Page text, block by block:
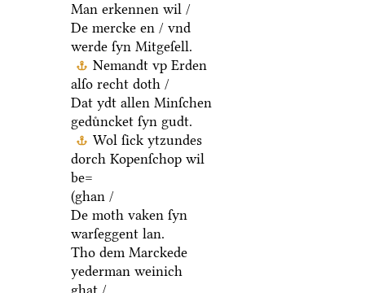
Man erkennen wil /
De mercke en / vnd
werde ſyn Mitgeſell.
Nemandt vp Erden
alſo recht doth /
Dat ydt allen Minſchen
geduͤncket ſyn gudt.
Wol ſick ytzundes
dorch Kopenſchop wil
be=
(ghan /
De moth vaken ſyn
warſeggent lan.
Tho dem Marckede
yederman weinich